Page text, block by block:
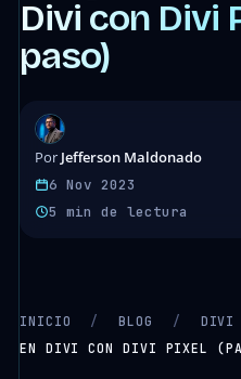
Divi con Divi
paso)
Por Jefferson Maldonado
6 Nov 2023
5 min de lectura
INICIO / BLOG / DIVI
EN DIVI CON DIVI PIXEL